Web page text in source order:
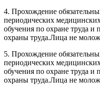
4. Прохождение
периодических
обучения по охране труда и
охраны труда.Лица не
5. Прохождение
периодических
обучения по охране труда и
охраны труда.Лица не